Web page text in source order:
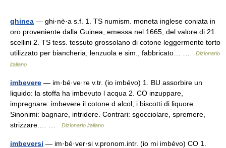
ghinea — ghi·nè·a s.f. 1. TS numism. moneta inglese coniata in
oro proveniente dalla Guinea, emessa nel 1665, del valore di 21
scellini 2. TS tess. tessuto grossolano di cotone leggermente torto
utilizzato per biancheria, lenzuola e sim., fabbricato… …
Dizionario
italiano
imbevere — im·bé·ve·re v.tr. (io imbévo) 1. BU assorbire un
liquido: la stoffa ha imbevuto l acqua 2. CO inzuppare,
impregnare: imbevere il cotone d alcol, i biscotti di liquore
Sinonimi: bagnare, intridere. Contrari: sgocciolare, spremere,
strizzare.… …
Dizionario italiano
imbeversi — im·bé·ver·si v.pronom.intr. (io mi imbévo) CO 1.